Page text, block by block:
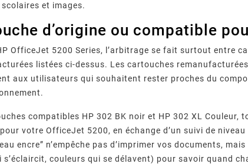
et images.
d’origine ou compatible
OfficeJet 5200 Series, l’arbitrage se fait surtout entre
listées ci-dessus. Les cartouches
aux utilisateurs qui souhaitent rester proches du
compatibles HP 302 BK noir et HP 302 XL Couleur,
votre OfficeJet 5200, en échange d’un suivi de
encre” n’empêche pas d’imprimer vos documents,
s’éclaircit, couleurs qui se délavent) pour savoir quand